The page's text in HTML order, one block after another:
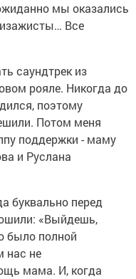
мы оказались
Все
саундтрек из
рояле. Никогда до
поэтому
Потом меня
поддержки - маму
и Руслана
буквально перед
«Выйдешь,
было полной
нас не
мама. И, когда